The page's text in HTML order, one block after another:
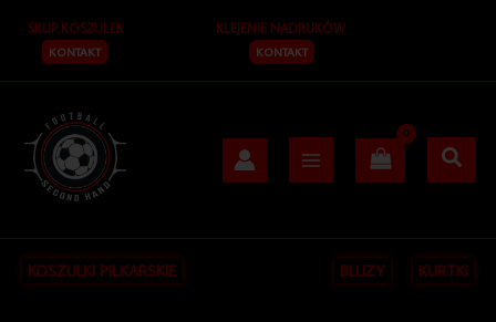
treści
SKUP KOSZULEK
KONTAKT
KLEJENIE NADRUKÓW
KONTAKT
KOSZULKI PIŁKARSKIE BLUZY KURTKI